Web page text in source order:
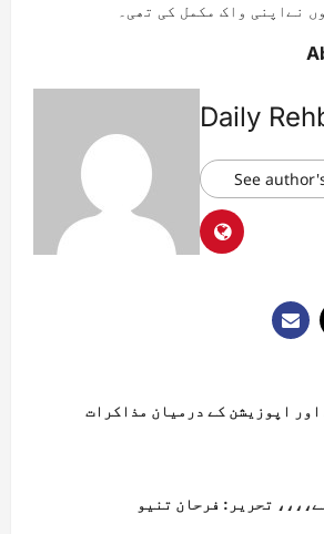
نےاپنی واک مکمل کی تھی۔
Daily
See
اپوزیشن کے درمیان مذاکرات
تحریر: فرحان تنیو